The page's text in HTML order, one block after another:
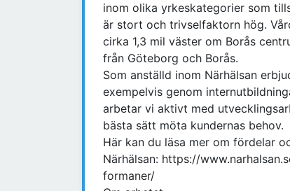
inom olika yrkeskategorier som
är stort och trivselfaktorn hög.
cirka 1,3 mil väster om Borås
från Göteborg och Borås.
Som anställd inom Närhälsan
exempelvis genom
arbetar vi aktivt med
bästa sätt möta kundernas behov.
Här kan du läsa mer om fördelar
Närhälsan: https://
formaner/